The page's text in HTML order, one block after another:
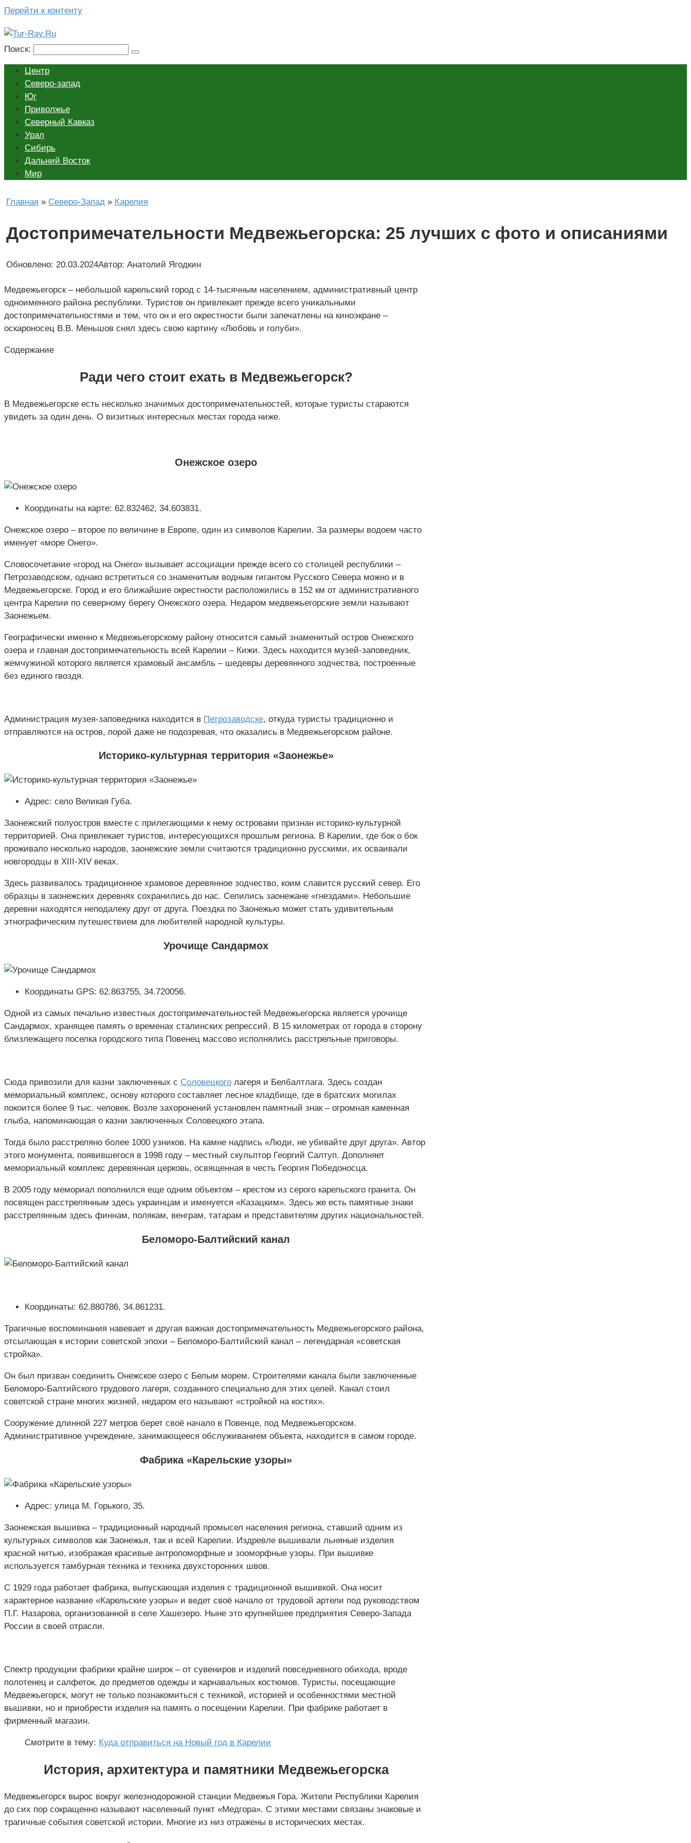
Перейти к контенту
Поиск:
Центр
Северо-запад
Юг
Приволжье
Северный Кавказ
Урал
Сибирь
Дальний Восток
Мир
Главная » Северо-Запад » Карелия
Достопримечательности Медвежьегорска: 25 лучших с фото и описаниями
Обновлено: 20.03.2024Автор: Анатолий Ягодкин
Медвежьегорск – небольшой карельский город с 14-тысячным населением, административный центр
одноименного района республики. Туристов он привлекает прежде всего уникальными
достопримечательностями и тем, что он и его окрестности были запечатлены на киноэкране –
оскароносец В.В. Меньшов снял здесь свою картину «Любовь и голуби».
Содержание
Ради чего стоит ехать в Медвежьегорск?
В Медвежьегорске есть несколько значимых достопримечательностей, которые туристы стараются
увидеть за один день. О визитных интересных местах города ниже.
Онежское озеро
Координаты на карте: 62.832462, 34.603831.
Онежское озеро – второе по величине в Европе, один из символов Карелии. За размеры водоем часто
именует «море Онего».
Словосочетание «город на Онего» вызывает ассоциации прежде всего со столицей республики –
Петрозаводском, однако встретиться со знаменитым водным гигантом Русского Севера можно и в
Медвежьегорске. Город и его ближайшие окрестности расположились в 152 км от административного
центра Карелии по северному берегу Онежского озера. Недаром медвежьегорские земли называют
Заонежьем.
Географически именно к Медвежьегорскому району относится самый знаменитый остров Онежского
озера и главная достопримечательность всей Карелии – Кижи. Здесь находится музей-заповедник,
жемчужиной которого является храмовый ансамбль – шедевры деревянного зодчества, построенные
без единого гвоздя.
Администрация музея-заповедника находится в Петрозаводске, откуда туристы традиционно и
отправляются на остров, порой даже не подозревая, что оказались в Медвежьегорском районе.
Историко-культурная территория «Заонежье»
Адрес: село Великая Губа.
Заонежский полуостров вместе с прилегающими к нему островами признан историко-культурной
территорией. Она привлекает туристов, интересующихся прошлым региона. В Карелии, где бок о бок
проживало несколько народов, заонежские земли считаются традиционно русскими, их осваивали
новгородцы в XIII-XIV веках.
Здесь развивалось традиционное храмовое деревянное зодчество, коим славится русский север. Его
образцы в заонежских деревнях сохранились до нас. Селились заонежане «гнездами». Небольшие
деревни находятся неподалеку друг от друга. Поездка по Заонежью может стать удивительным
этнографическим путешествием для любителей народной культуры.
Урочище Сандармох
Координаты GPS: 62.863755, 34.720056.
Одной из самых печально известных достопримечательностей Медвежьегорска является урочище
Сандармох, хранящее память о временах сталинских репрессий. В 15 километрах от города в сторону
близлежащего поселка городского типа Повенец массово исполнялись расстрельные приговоры.
Сюда привозили для казни заключенных с Соловецкого лагеря и Белбалтлага. Здесь создан
мемориальный комплекс, основу которого составляет лесное кладбище, где в братских могилах
покоится более 9 тыс. человек. Возле захоронений установлен памятный знак – огромная каменная
глыба, напоминающая о казни заключенных Соловецкого этапа.
Тогда было расстреляно более 1000 узников. На камне надпись «Люди, не убивайте друг друга». Автор
этого монумента, появившегося в 1998 году – местный скульптор Георгий Салтуп. Дополняет
мемориальный комплекс деревянная церковь, освященная в честь Георгия Победоносца.
В 2005 году мемориал пополнился еще одним объектом – крестом из серого карельского гранита. Он
посвящен расстрелянным здесь украинцам и именуется «Казацким». Здесь же есть памятные знаки
расстрелянным здесь финнам, полякам, венграм, татарам и представителям других национальностей.
Беломоро-Балтийский канал
Координаты: 62.880786, 34.861231.
Трагичные воспоминания навевает и другая важная достопримечательность Медвежьегорского района,
отсылающая к истории советской эпохи – Беломоро-Балтийский канал – легендарная «советская
стройка».
Он был призван соединить Онежское озеро с Белым морем. Строителями канала были заключенные
Беломоро-Балтийского трудового лагеря, созданного специально для этих целей. Канал стоил
советской стране многих жизней, недаром его называют «стройкой на костях».
Сооружение длинной 227 метров берет своё начало в Повенце, под Медвежьегорском.
Административное учреждение, занимающееся обслуживанием объекта, находится в самом городе.
Фабрика «Карельские узоры»
Адрес: улица М. Горького, 35.
Заонежская вышивка – традиционный народный промысел населения региона, ставший одним из
культурных символов как Заонежья, так и всей Карелии. Издревле вышивали льняные изделия
красной нитью, изображая красивые антропоморфные и зооморфные узоры. При вышивке
используется тамбурная техника и техника двухсторонних швов.
С 1929 года работает фабрика, выпускающая изделия с традиционной вышивкой. Она носит
характерное название «Карельские узоры» и ведет своё начало от трудовой артели под руководством
П.Г. Назарова, организованной в селе Хашезеро. Ныне это крупнейшее предприятия Северо-Запада
России в своей отрасли.
Спектр продукции фабрики крайне широк – от сувениров и изделий повседневного обихода, вроде
полотенец и салфеток, до предметов одежды и карнавальных костюмов. Туристы, посещающие
Медвежьегорск, могут не только познакомиться с техникой, историей и особенностями местной
вышивки, но и приобрести изделия на память о посещении Карелии. При фабрике работает в
фирменный магазин.
Смотрите в тему: Куда отправиться на Новый год в Карелии
История, архитектура и памятники Медвежьегорска
Медвежьегорск вырос вокруг железнодорожной станции Медвежья Гора. Жители Республики Карелия
до сих пор сокращенно называют населенный пункт «Медгора». С этими местами связаны знаковые и
трагичные события советской истории. Многие из низ отражены в исторических местах.